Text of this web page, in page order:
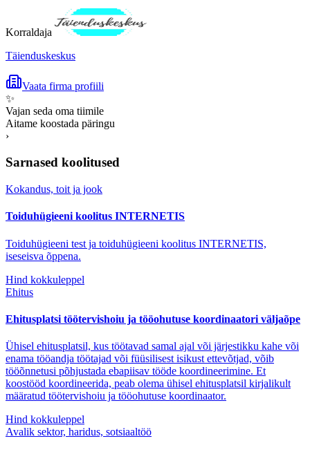
Korraldaja
Täienduskeskus
Vaata firma profiili
✨
Vajan seda oma tiimile
Aitame koostada päringu
›
Sarnased koolitused
Kokandus, toit ja jook
Toiduhügieeni koolitus INTERNETIS
Toiduhügieeni test ja toiduhügieeni koolitus INTERNETIS,
iseseisva õppena.
Hind kokkuleppel
Ehitus
Ehitusplatsi töötervishoiu ja tööohutuse koordinaatori väljaõpe
Ühisel ehitusplatsil, kus töötavad samal ajal või järjestikku kahe või
enama tööandja töötajad või füüsilisest isikust ettevõtjad, võib
tööõnnetusi põhjustada ebapiisav tööde koordineerimine. Et
koostööd koordineerida, peab olema ühisel ehitusplatsil kirjalikult
määratud töötervishoiu ja tööohutuse koordinaator.
Hind kokkuleppel
Avalik sektor, haridus, sotsiaaltöö